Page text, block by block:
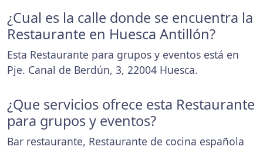
¿Cual es la calle donde se encuentra la
Restaurante en Huesca Antillón?
Esta Restaurante para grupos y eventos está en
Pje. Canal de Berdún, 3, 22004 Huesca.
¿Que servicios ofrece esta Restaurante
para grupos y eventos?
Bar restaurante, Restaurante de cocina española